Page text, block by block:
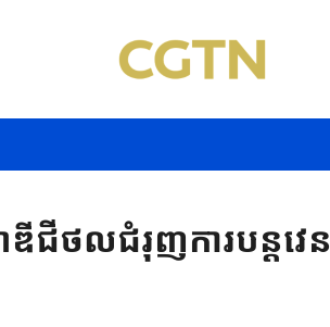
ា​ឌីជីថលជំរុញ​ការបន្តវេន